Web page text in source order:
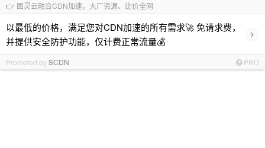
👉 图灵云融合CDN加速，大厂资源、比价全网
以最低的价格，满足您对CDN加速的所有需求🚀 免请求费，
并提供安全防护功能，仅计费正常流量💰
›
Promoted bySCDN PRO